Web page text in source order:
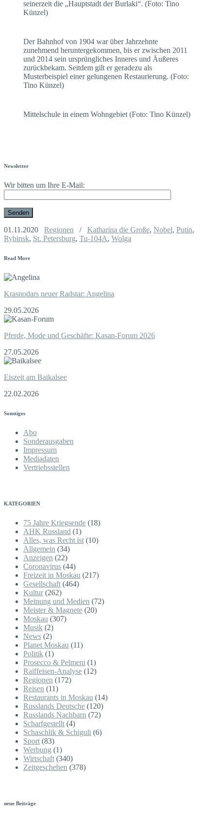
seinerzeit die „Hauptstadt der Burlaki“. (Foto: Tino
Künzel)
Der Bahnhof von 1904 war über Jahrzehnte
zunehmend heruntergekommen, bis er zwischen 2011
und 2014 sein ursprüngliches Inneres und Äußeres
zurückbekam. Seitdem gilt er geradezu als
Musterbeispiel einer gelungenen Restaurierung. (Foto:
Tino Künzel)
Mittelschule in einem Wohngebiet (Foto: Tino Künzel)
Newsletter
Wir bitten um Ihre E-Mail:
01.11.2020 Regionen / Katharina die Große, Nobel, Putin,
Rybinsk, St. Petersburg, Tu-104A, Wolga
Read More
Krasnodars neuer Radstar: Angelina
29.05.2026
Pferde, Mode und Geschäfte: Kasan-Forum 2026
27.05.2026
Eiszeit am Baikalsee
22.02.2026
Sonstiges
Abo
Sonderausgaben
Impressum
Mediadaten
Vertriebsstellen
KATEGORIEN
75 Jahre Kriegsende (18)
AHK Russland (1)
Alles, was Recht ist (10)
Allgemein (34)
Anzeigen (22)
Coronavirus (44)
Freizeit in Moskau (217)
Gesellschaft (464)
Kultur(262)
Meinung und Medien (72)
Meister & Magnete (20)
Moskau (307)
Musik (2)
News (2)
Planet Moskau (11)
Politik (1)
Prosecco & Pelmeni (1)
Raiffeisen-Analyse (12)
Regionen (172)
Reisen (11)
Restaurants in Moskau (14)
Russlands Deutsche (120)
Russlands Nachbarn (72)
Scharfgestellt (4)
Schaschlik & Schiguli (6)
Sport (83)
Werbung (1)
Wirtschaft (340)
Zeitgeschehen (378)
neue Beiträge